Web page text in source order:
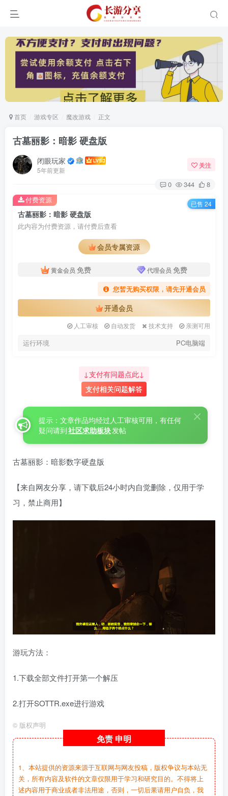
首页 游戏专区 魔改游戏 正文
古墓丽影：暗影 硬盘版
闭眼玩家
5年前更新
关注
0 344 8
古墓丽影：暗影 硬盘版
此内容为付费资源，请付费后查看
会员专属资源
黄金会员 免费 代理会员 免费
您暂无购买权限，请先开通会员
开通会员
人工审核 自动发货 技术支持 亲测可用
运行环境 PC电脑端
付费资源 已售 24
↓支付有问题点此↓
支付相关问题解答
提示：文章作品均经过人工审核可用，有任何
疑问请到社区求助板块发帖
古墓丽影：暗影数字硬盘版
【来自网友分享，请下载后24小时内自觉删除，仅用于学
习，禁止商用】
游玩方法：
1.下载全部文件打开第一个解压
2.打开SOTTR.exe进行游戏
© 版权声明
免责 申明
1、本站提供的资源来源于互联网与网友投稿，版权争议与本站无
关，所有内容及软件的文章仅限用于学习和研究目的。不得将上
述内容用于商业或者非法用途，否则，一切后果请用户自负，我
登录
用户名或邮箱
找回密码
登录
社交账号登录